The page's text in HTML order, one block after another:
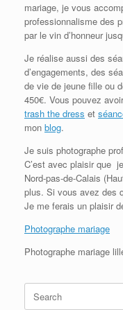
mariage, je vous
professionnalisme des
par le vin d’honneur
Je réalise aussi des
d’engagements, des
de vie de jeune fille ou
450€. Vous pouvez
trash the dress et
mon blog.
Je suis photographe
C’est avec plaisir que
Nord-pas-de-Calais
plus. Si vous avez des
Je me ferais un plaisir
Photographe mariage
Photographe mariage
Search
for: